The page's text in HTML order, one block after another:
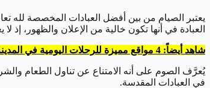
يعتبر الصيام من بين أفضل العبادات المخصصة لله
العبادة في أنها تكون خالية من الإعلان والظهور، إذ
شاهد أيضاً: 4 مواقع مميزة للرحلات اليومية في المدينة المنورة
يُعرَّف الصوم على أنه الامتناع عن تناول الطعام
في العبادات المقدسة.